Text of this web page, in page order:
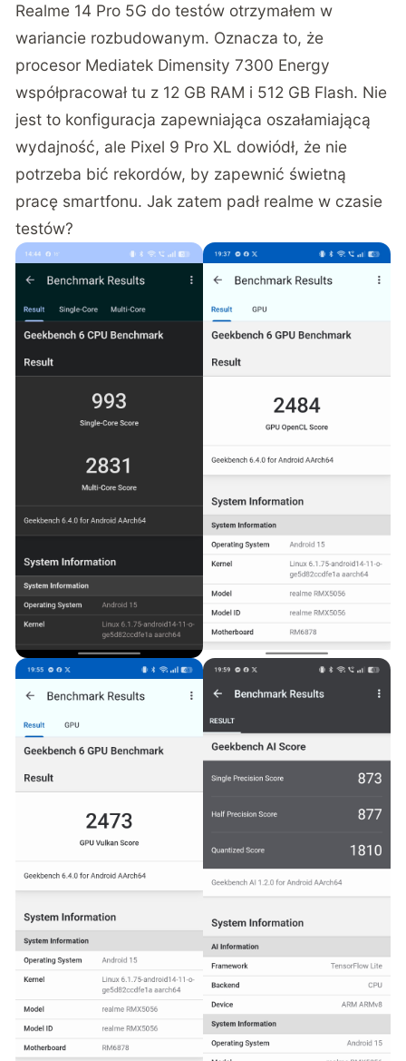
Realme 14 Pro 5G do testów otrzymałem w
wariancie rozbudowanym. Oznacza to, że
procesor Mediatek Dimensity 7300 Energy
współpracował tu z 12 GB RAM i 512 GB Flash. Nie
jest to konfiguracja zapewniająca oszałamiającą
wydajność, ale Pixel 9 Pro XL dowiódł, że nie
potrzeba bić rekordów, by zapewnić świetną
pracę smartfonu. Jak zatem padł realme w czasie
testów?